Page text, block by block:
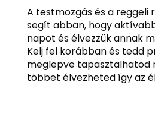
A testmozgás és a reggeli
segít abban, hogy
napot és élvezzük annak
Kelj fel korábban és tedd
meglepve tapasztalhatod
többet élvezheted így az